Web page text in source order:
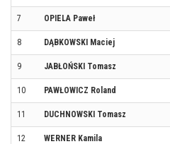
7 OPIELA Paweł
8 DĄBKOWSKI Maciej
9 JABŁOŃSKI Tomasz
10 PAWŁOWICZ Roland
11 DUCHNOWSKI Tomasz
12 WERNER Kamila